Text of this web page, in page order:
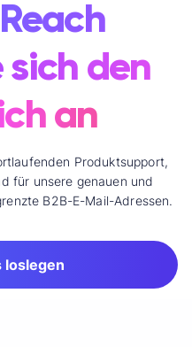
sich den
an
Produktsupport,
für unsere genauen und
B2B-E-Mail-Adressen.
loslegen